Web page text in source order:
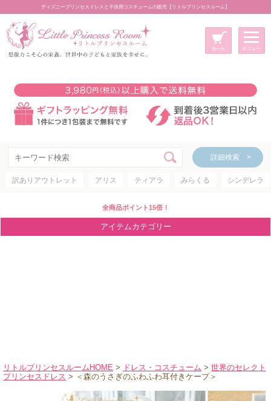
ディズニープリンセスドレスと子供用コスチュームの販売【リトルプリンセスルーム】
詳細検索 >
訳ありアウトレット アリス ティアラ みらくる シンデレラ
全商品ポイント15倍！
アイテムカテゴリー
リトルプリンセスルームHOME > ドレス・コスチューム > 世界のセレクト
プリンセスドレス > ＜森のうさぎのふわふわ耳付きケープ＞
新規会員登録
マイページ
カート
詳細検索 >
アイテムカテゴリー
ディズニープリンセス
ディズニキャラクター
アウトレット